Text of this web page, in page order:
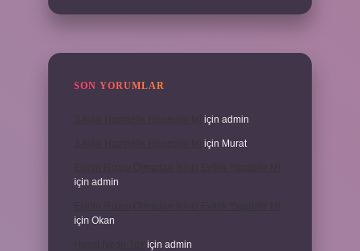
SON YORUMLAR
için admin
için Murat
için admin
için Okan
için admin